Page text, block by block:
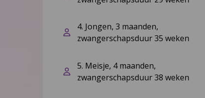
4. Jongen, 3 maanden,
zwangerschapsduur 35 weken
5. Meisje, 4 maanden,
zwangerschapsduur 38 weken